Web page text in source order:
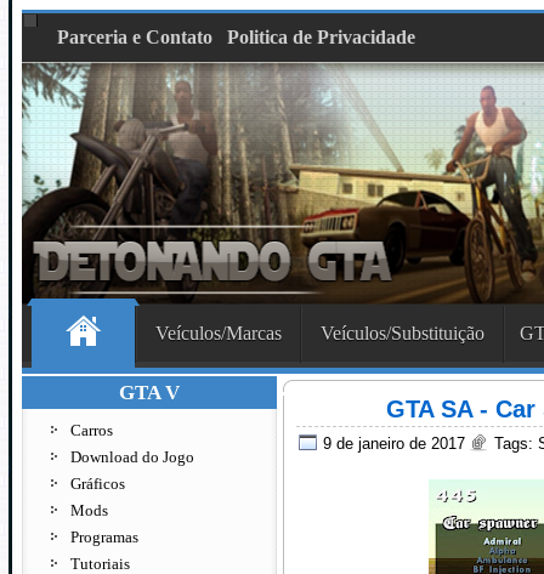
Parceria e Contato Politica de Privacidade
Veículos/Marcas Veículos/Substituição
GTA V
Carros
Download do Jogo
Gráficos
Mods
Programas
Tutoriais
GTA SA -
9 de janeiro de 2017 Tags: